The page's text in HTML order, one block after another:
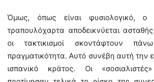
Όμως, όπως είναι φυσιολογικό,
τραπουλόχαρτα αποδεικνύεται
οι τακτικισμοί σκοντάφτουν
πραγματικότητα. Αυτό συνέβη αυτή την
ισπανικό κράτος. Οι